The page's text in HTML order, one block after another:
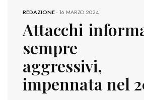
REDAZIONE-16 MARZO 2024
Attacchi
sempre
aggressivi,
impennata nel